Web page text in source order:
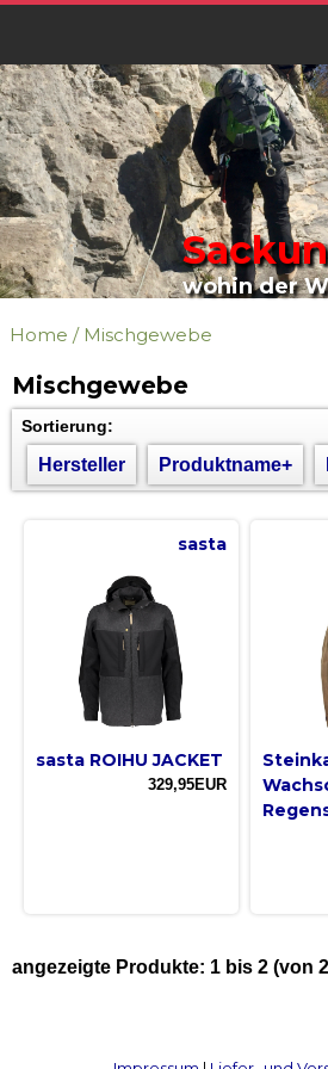
wohin der
Home / Mischgewebe
Mischgewebe
Sortierung:
Hersteller Produktname+
sasta
sasta ROIHU JACKET
329,95EUR
angezeigte Produkte: 1 bis 2 (von 2